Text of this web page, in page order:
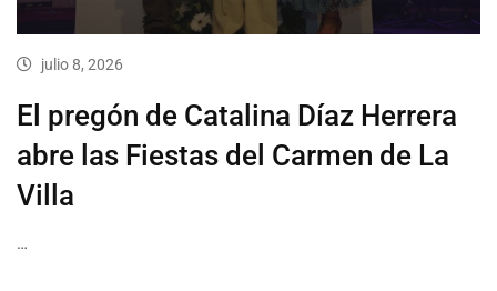
julio 8, 2026
El pregón de Catalina Díaz Herrera
abre las Fiestas del Carmen de La
Villa
…